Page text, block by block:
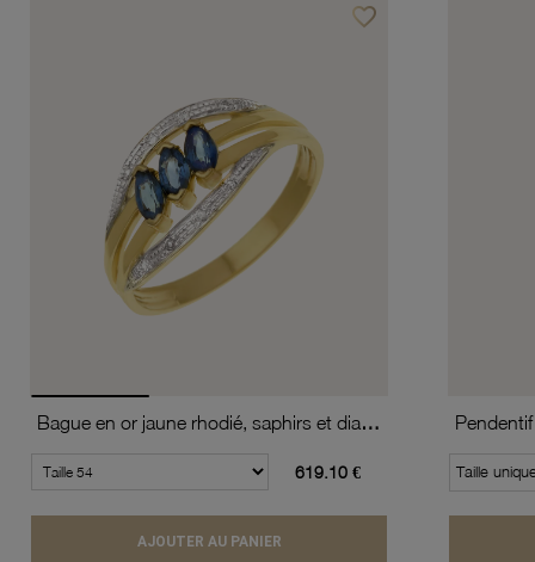
favorite_borderAjouter à vos favoris
Bague en or jaune rhodié, saphirs et diamants
619.10 €
AJOUTER AU PANIER
Taille